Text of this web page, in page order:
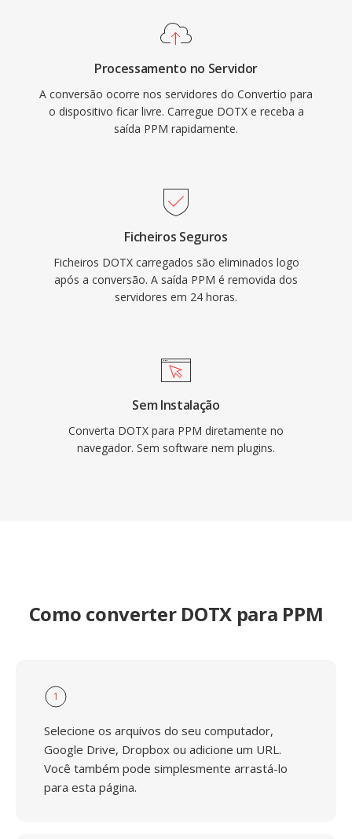
Processamento no Servidor
A conversão ocorre nos servidores do Convertio para
o dispositivo ficar livre. Carregue DOTX e receba a
saída PPM rapidamente.
Ficheiros Seguros
Ficheiros DOTX carregados são eliminados logo
após a conversão. A saída PPM é removida dos
servidores em 24 horas.
Sem Instalação
Converta DOTX para PPM diretamente no
navegador. Sem software nem plugins.
Como converter DOTX para PPM
1
Selecione os arquivos do seu computador,
Google Drive, Dropbox ou adicione um URL.
Você também pode simplesmente arrastá-lo
para esta página.